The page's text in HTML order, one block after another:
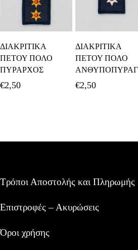
Καλάθι
ΔΙΑΚΡΙΤΙΚΑ
ΠΕΤΟΥ ΠΟΛΟ
ΠΥΡΑΡΧΟΣ
€2,50
Καλάθι
ΔΙΑΚΡΙΤΙΚΑ
ΠΕΤΟΥ ΠΟΛΟ
€2,50
Τρόποι Αποστολής και Πληρωμής
Επιστροφές – Ακυρώσεις
Όροι χρήσης